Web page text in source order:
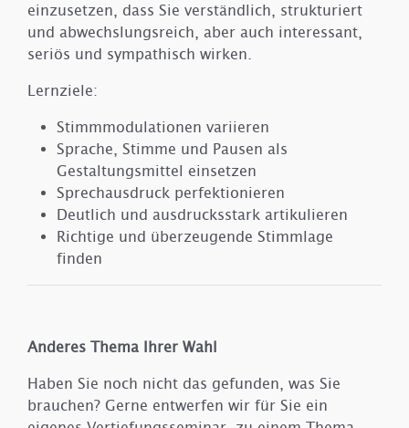
einzusetzen, dass Sie verständlich, strukturiert
und abwechslungsreich, aber auch interessant,
seriös und sympathisch wirken.
Lernziele:
Stimmmodulationen variieren
Sprache, Stimme und Pausen als
Gestaltungsmittel einsetzen
Sprechausdruck perfektionieren
Deutlich und ausdrucksstark artikulieren
Richtige und überzeugende Stimmlage
finden
Anderes Thema Ihrer Wahl
Haben Sie noch nicht das gefunden, was Sie
brauchen? Gerne entwerfen wir für Sie ein